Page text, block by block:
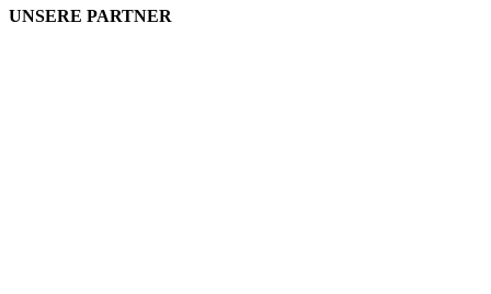
UNSERE PARTNER